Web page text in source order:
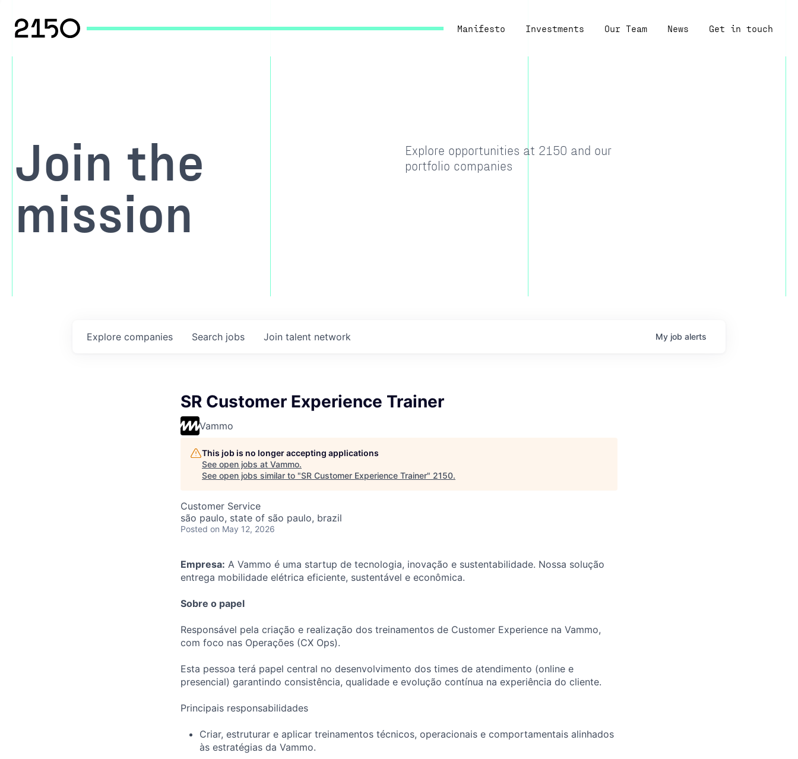
Manifesto Investments Our Team News Get in touch
Join the
mission
Explore opportunities at 2150 and our
portfolio companies
Search jobs
Explore companies Join talent network My job alerts
SR Customer Experience Trainer
Vammo
This job is no longer accepting applications
See open jobs at Vammo.
See open jobs similar to "SR Customer Experience Trainer" 2150.
Customer Service
são paulo, state of são paulo, brazil
Posted on May 12, 2026
Empresa: A Vammo é uma startup de tecnologia, inovação e sustentabilidade. Nossa solução
entrega mobilidade elétrica eficiente, sustentável e econômica.
Sobre o papel
Responsável pela criação e realização dos treinamentos de Customer Experience na Vammo,
com foco nas Operações (CX Ops).
Esta pessoa terá papel central no desenvolvimento dos times de atendimento (online e
presencial) garantindo consistência, qualidade e evolução contínua na experiência do cliente.
Principais responsabilidades
Criar, estruturar e aplicar treinamentos técnicos, operacionais e comportamentais alinhados
às estratégias da Vammo.